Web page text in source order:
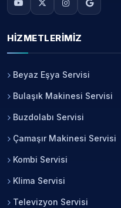
HIZMETLERIMIZ
Beyaz Eşya Servisi
Bulaşık Makinesi Servisi
Buzdolabı Servisi
Çamaşır Makinesi Servisi
Kombi Servisi
Klima Servisi
Televizyon Servisi